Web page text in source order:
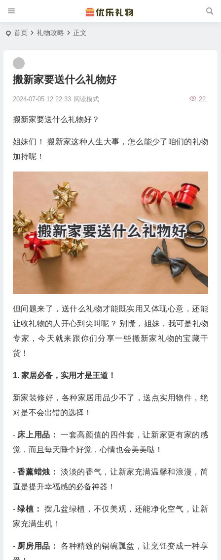
首页 礼物攻略 正文
搬新家要送什么礼物好
2024-07-05 12:22:33 22
阅读模式
搬新家要送什么礼物好？
姐妹们！ 搬新家这种人生大事，怎么能少了咱们的礼物
加持呢！
但问题来了，送什么礼物才能既实用又体现心意，还能
让收礼物的人开心到尖叫呢？ 别慌，姐妹，我可是礼物
专家，今天就来跟你们分享一些搬新家礼物的宝藏干
货！
1. 家居必备，实用才是王道！
新家装修好，各种家居用品少不了，送点实用物件，绝
对是不会出错的选择！
- 床上用品：一套高颜值的四件套，让新家更有家的感
觉，而且每天睡个好觉，心情也会美美哒！
-香薰蜡烛：淡淡的香气，让新家充满温馨和浪漫，简
直是提升幸福感的必备神器！
-绿植： 摆几盆绿植，不仅美观，还能净化空气，让新
家充满生机！
- 厨房用品：各种精致的锅碗瓢盆，让烹饪变成一种享